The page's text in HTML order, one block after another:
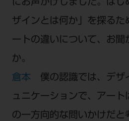
にお声がけしました。はじ
ザインとは何か」を探るた
ートの違いについて、お聞
か。
倉本 僕の認識では、デザ
ュニケーションで、アート
の一方向的な問いかけだと